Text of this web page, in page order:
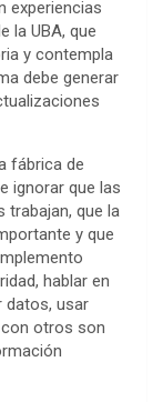
experiencias
la UBA, que
y contempla
debe generar
fábrica de
ignorar que las
que la
y que
hablar en
datos, usar
otros son